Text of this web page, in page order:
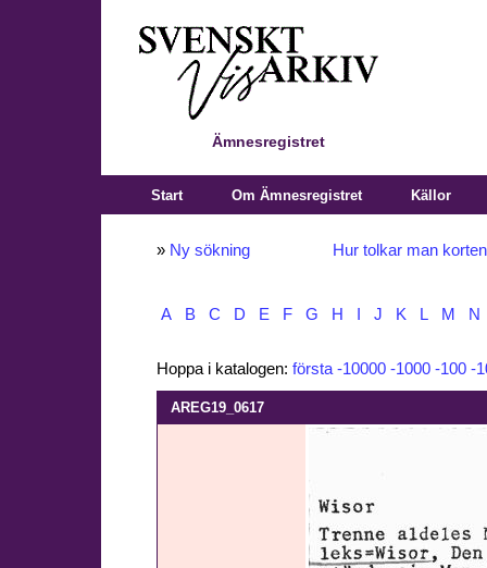
Ämnesregistret
Start Om Ämnesregistret Källor
» Ny sökning Hur tolkar man
A B C D E F G H J K L M N
Hoppa i katalogen: första -10000 -1000 -100 -
AREG19_0617